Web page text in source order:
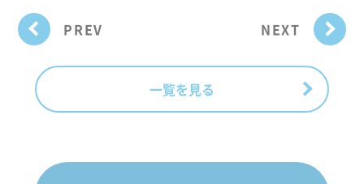
PREV NEXT
一覧を見る